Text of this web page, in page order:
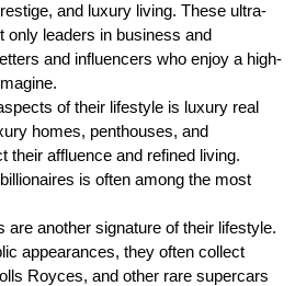
and luxury living. These ultra-
only leaders in business and
and influencers who enjoy a high-
of their lifestyle is luxury real
homes, penthouses, and
their affluence and refined living.
is often among the most
another signature of their lifestyle.
appearances, they often collect
Royces, and other rare supercars